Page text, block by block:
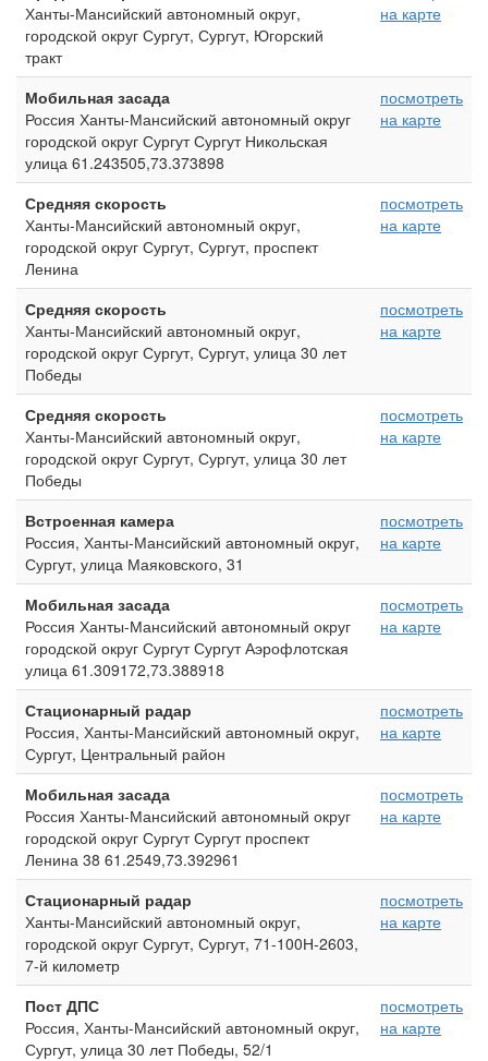
Ханты-Мансийский автономный округ,
городской округ Сургут, Сургут, Югорский
тракт
на карте
Мобильная засада
Россия Ханты-Мансийский автономный округ
городской округ Сургут Сургут Никольская
улица 61.243505,73.373898
посмотреть
на карте
Средняя скорость
Ханты-Мансийский автономный округ,
городской округ Сургут, Сургут, проспект
Ленина
посмотреть
на карте
Средняя скорость
Ханты-Мансийский автономный округ,
городской округ Сургут, Сургут, улица 30 лет
Победы
посмотреть
на карте
Средняя скорость
Ханты-Мансийский автономный округ,
городской округ Сургут, Сургут, улица 30 лет
Победы
посмотреть
на карте
Встроенная камера
Россия, Ханты-Мансийский автономный округ,
Сургут, улица Маяковского, 31
посмотреть
на карте
Мобильная засада
Россия Ханты-Мансийский автономный округ
городской округ Сургут Сургут Аэрофлотская
улица 61.309172,73.388918
посмотреть
на карте
Стационарный радар
Россия, Ханты-Мансийский автономный округ,
Сургут, Центральный район
посмотреть
на карте
Мобильная засада
Россия Ханты-Мансийский автономный округ
городской округ Сургут Сургут проспект
Ленина 38 61.2549,73.392961
посмотреть
на карте
Стационарный радар
Ханты-Мансийский автономный округ,
городской округ Сургут, Сургут, 71-100Н-2603,
7-й километр
посмотреть
на карте
Пост ДПС
Россия, Ханты-Мансийский автономный округ,
Сургут, улица 30 лет Победы, 52/1
посмотреть
на карте